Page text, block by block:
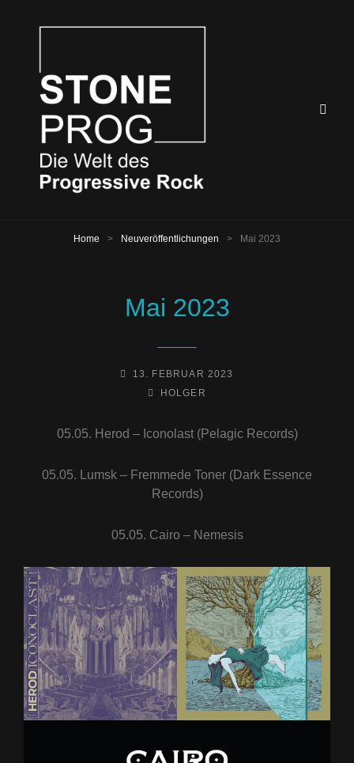
Home > Neuveröffentlichungen > Mai 2023
Mai 2023
POSTED-
13. FEBRUAR 2023
BY
BYLINE
HOLGER
05.05. Herod – Iconolast (Pelagic Records)
05.05. Lumsk – Fremmede Toner (Dark Essence
Records)
05.05. Cairo – Nemesis